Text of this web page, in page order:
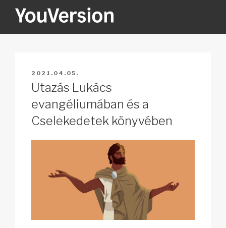
YOUVERSION
BEKÜLDVE:
2021.04.05.
Utazás Lukács
evangéliumában és a
Cselekedetek könyvében